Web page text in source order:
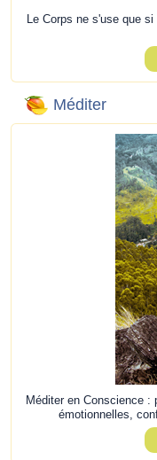
Le Corps ne s'use que
Méditer
Méditer en Conscience :
émotionnelles,